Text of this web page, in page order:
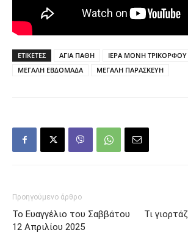
ΕΤΙΚΕΤΕΣ ΑΓΙΑ ΠΑΘΗ ΙΕΡΑ ΜΟΝΗ ΤΡΙΚΟΡΦΟΥ
ΜΕΓΑΛΗ ΕΒΔΟΜΑΔΑ
ΜΕΓΑΛΗ ΠΑΡΑΣΚΕΥΗ
Προηγούμενο άρθρο
Το Ευαγγέλιο του Σαββάτου
12 Απριλίου 2025
Τι